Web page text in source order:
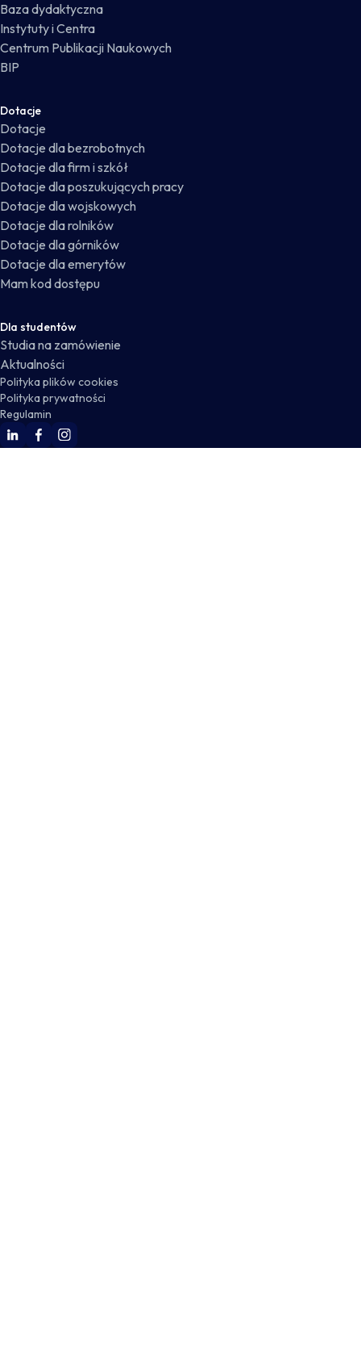
Baza dydaktyczna
Instytuty i Centra
Centrum Publikacji Naukowych
BIP
Dotacje
Dotacje
Dotacje dla bezrobotnych
Dotacje dla firm i szkół
Dotacje dla poszukujących pracy
Dotacje dla wojskowych
Dotacje dla rolników
Dotacje dla górników
Dotacje dla emerytów
Mam kod dostępu
Dla studentów
Studia na zamówienie
Aktualności
Polityka plików cookies
Polityka prywatności
Regulamin
WSKZ Linkedin
WSKZ Facebook
WSKZ Instagram